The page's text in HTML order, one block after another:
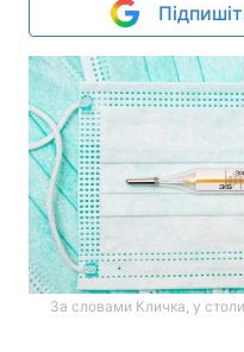
За словами Кличка, у